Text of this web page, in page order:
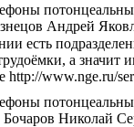
Андрей
есть
а
http://www.nge.ru/
Николай